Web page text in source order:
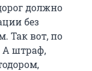
должно
без
Так вот, по
А штраф,